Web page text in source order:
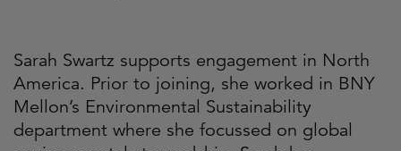
Sarah Swartz supports engagement in North
America. Prior to joining, she worked in BNY
Mellon’s Environmental Sustainability
department where she focussed on global